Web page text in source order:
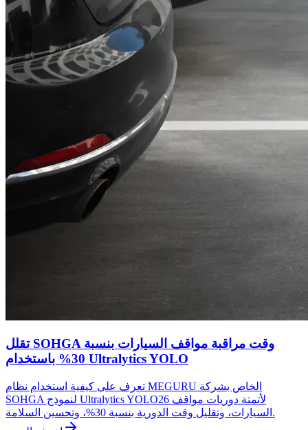
تقلل SOHGA وقت مراقبة مواقف السيارات بنسبة
30% باستخدام Ultralytics YOLO
تعرف على كيفية استخدام نظام MEGURU الخاص بشركة
SOHGA لنموذج Ultralytics YOLO26 لأتمتة دوريات مواقف
السيارات، وتقليل وقت الدورية بنسبة 30%، وتحسين السلامة.